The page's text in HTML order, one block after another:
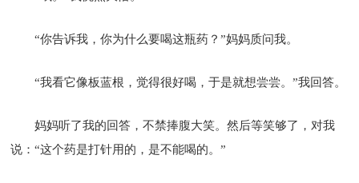
“你告诉我，你为什么要喝这瓶药？”妈妈质问我。
“我看它像板蓝根，觉得很好喝，于是就想尝尝。”我回答。
妈妈听了我的回答，不禁捧腹大笑。然后等笑够了，对我
说：“这个药是打针用的，是不能喝的。”